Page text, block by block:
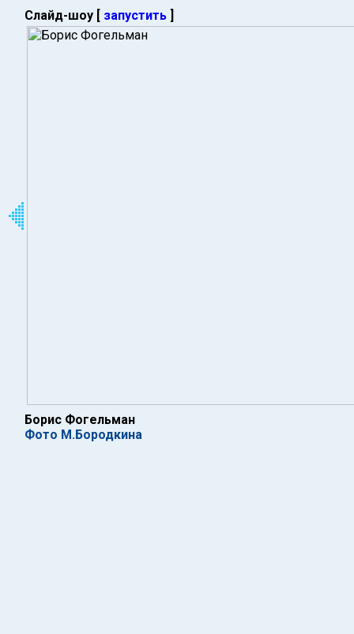
Слайд-шоу [ запустить ]
Борис Фогельман
Фото М.Бородкина